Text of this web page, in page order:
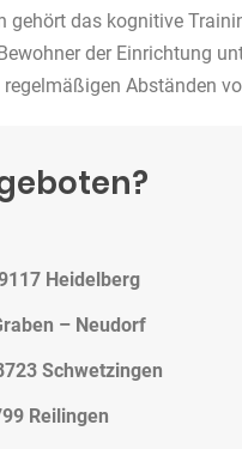
gehört das kognitive
der Einrichtung
Abständen
Heidelberg
– Neudorf
Schwetzingen
Reilingen